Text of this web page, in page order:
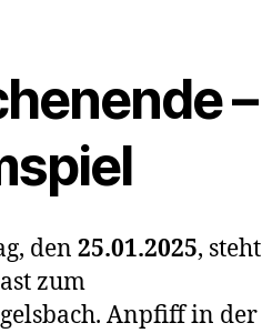
–
den 25.01.2025, steht
zum
Anpfiff in der